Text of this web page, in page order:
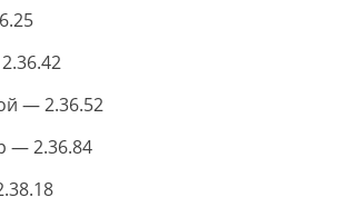
— 2.36.52
— 2.36.84